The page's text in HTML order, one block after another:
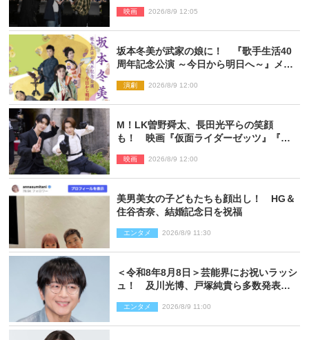
映画 2026/8/9 12:05
坂本冬美が武家の娘に！ 『歌手生活40
周年記念公演 ～今日から明日へ～』メイ
演劇 2026/8/9 12:00
M！LK曽野舜太、長田光平らの笑顔
も！ 映画『仮面ライダーゼッツ』『超
ショット到着
映画 2026/8/9 12:00
美男美女の子どもたちも顔出し！ HG＆
住谷杏奈、結婚記念日を祝福
エンタメ 2026/8/9 11:30
＜令和8年8月8日＞芸能界にお祝いラッシ
ュ！ 及川光博、戸塚純貴ら多数発表結
エンタメ 2026/8/9 11:00